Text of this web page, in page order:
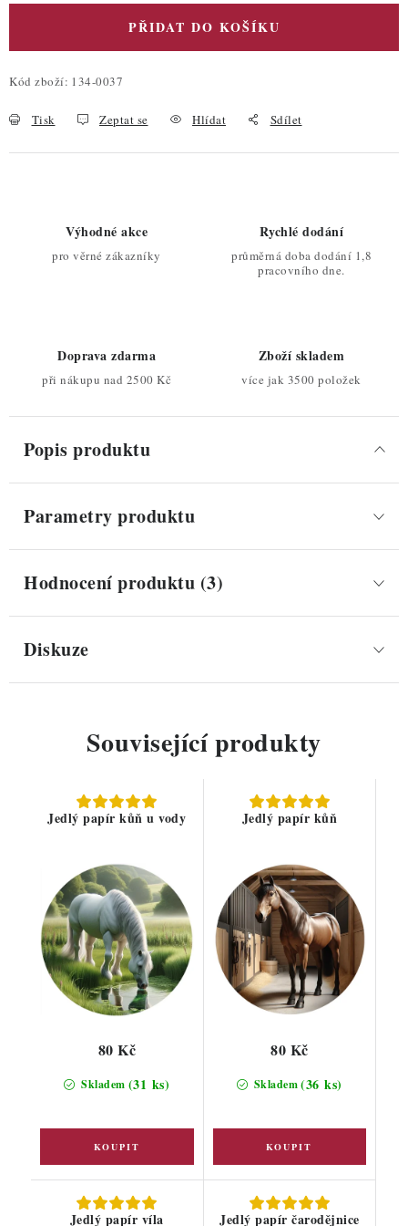
PŘIDAT DO KOŠÍKU
Kód zboží: 134-0037
Tisk Zeptat se Hlídat Sdílet
Výhodné akce
pro věrné zákazníky
Rychlé dodání
průměrná doba dodání 1,8
pracovního dne.
Doprava zdarma
při nákupu nad 2500 Kč
Zboží skladem
více jak 3500 položek
Popis produktu
Parametry produktu
Hodnocení produktu (3)
Diskuze
Související produkty
Jedlý papír kůň u vody
Skladem (31 ks)
80 Kč
Jedlý papír kůň
Skladem(36 ks)
80 Kč
Jedlý papír víla Jedlý papír čarodějnice